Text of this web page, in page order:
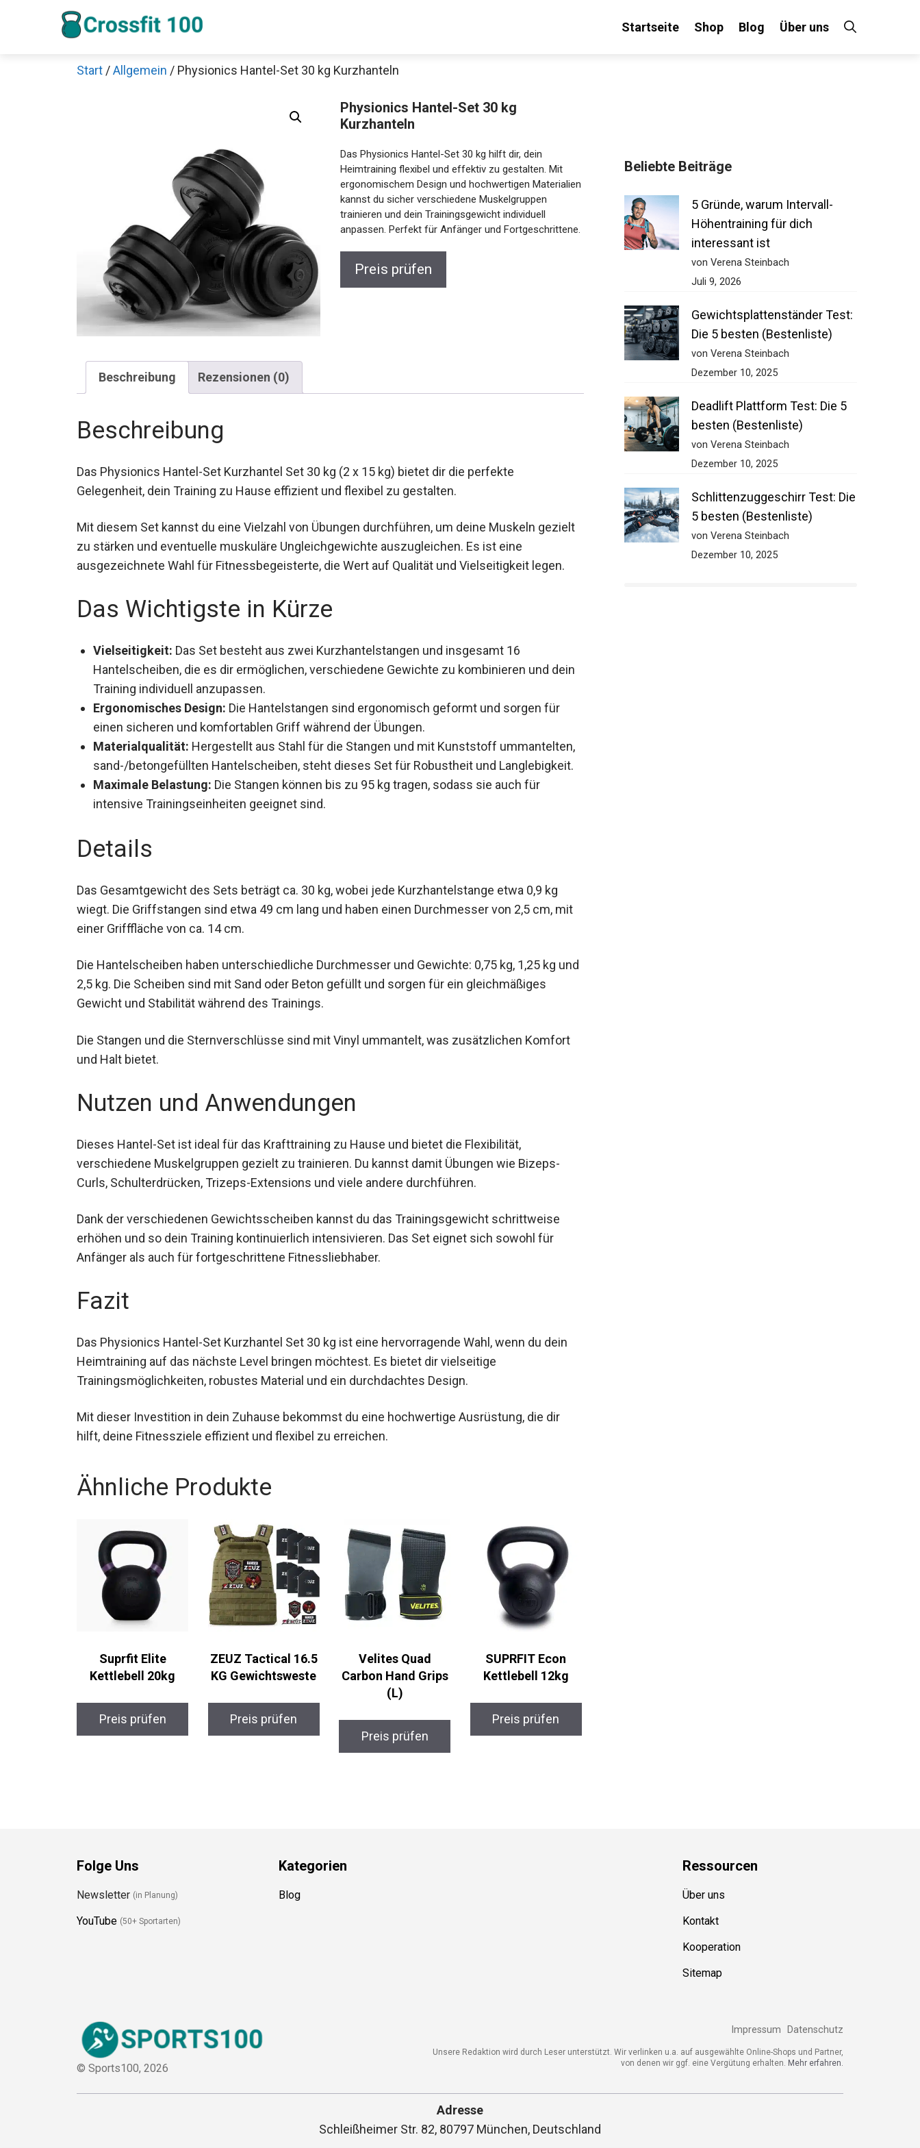
Startseite Shop Blog Über uns
Start /Allgemein / Physionics Hantel-Set 30 kg Kurzhanteln
Physionics Hantel-Set 30 kg
Kurzhanteln
Das Physionics Hantel-Set 30 kg hilft dir, dein
Heimtraining flexibel und effektiv zu gestalten. Mit
ergonomischem Design und hochwertigen
Materialien kannst du sicher verschiedene
Muskelgruppen trainieren und dein Trainingsgewicht
individuell anpassen. Perfekt für Anfänger und
Preis prüfen
Beschreibung Rezensionen (0)
Beschreibung
Das Physionics Hantel-Set Kurzhantel Set 30 kg (2 x 15 kg) bietet dir die perfekte
Gelegenheit, dein Training zu Hause effizient und flexibel zu gestalten.
Mit diesem Set kannst du eine Vielzahl von Übungen durchführen, um deine Muskeln gezielt
zu stärken und eventuelle muskuläre Ungleichgewichte auszugleichen. Es ist eine
ausgezeichnete Wahl für Fitnessbegeisterte, die Wert auf Qualität und Vielseitigkeit legen.
Das Wichtigste in Kürze
Vielseitigkeit: Das Set besteht aus zwei Kurzhantelstangen und insgesamt 16
Hantelscheiben, die es dir ermöglichen, verschiedene Gewichte zu kombinieren und dein
Training individuell anzupassen.
Ergonomisches Design: Die Hantelstangen sind ergonomisch geformt und sorgen für
einen sicheren und komfortablen Griff während der Übungen.
Materialqualität: Hergestellt aus Stahl für die Stangen und mit Kunststoff ummantelten,
sand-/betongefüllten Hantelscheiben, steht dieses Set für Robustheit und Langlebigkeit.
Maximale Belastung: Die Stangen können bis zu 95 kg tragen, sodass sie auch für
intensive Trainingseinheiten geeignet sind.
Details
Das Gesamtgewicht des Sets beträgt ca. 30 kg, wobei jede Kurzhantelstange etwa 0,9 kg
wiegt. Die Griffstangen sind etwa 49 cm lang und haben einen Durchmesser von 2,5 cm, mit
einer Grifffläche von ca. 14 cm.
Die Hantelscheiben haben unterschiedliche Durchmesser und Gewichte: 0,75 kg, 1,25 kg
und 2,5 kg. Die Scheiben sind mit Sand oder Beton gefüllt und sorgen für ein gleichmäßiges
Gewicht und Stabilität während des Trainings.
Die Stangen und die Sternverschlüsse sind mit Vinyl ummantelt, was zusätzlichen Komfort
und Halt bietet.
Nutzen und Anwendungen
Dieses Hantel-Set ist ideal für das Krafttraining zu Hause und bietet die Flexibilität,
verschiedene Muskelgruppen gezielt zu trainieren. Du kannst damit Übungen wie Bizeps-
Curls, Schulterdrücken, Trizeps-Extensions und viele andere durchführen.
Dank der verschiedenen Gewichtsscheiben kannst du das Trainingsgewicht schrittweise
erhöhen und so dein Training kontinuierlich intensivieren. Das Set eignet sich sowohl für
Anfänger als auch für fortgeschrittene Fitnessliebhaber.
Fazit
Das Physionics Hantel-Set Kurzhantel Set 30 kg ist eine hervorragende Wahl, wenn du dein
Heimtraining auf das nächste Level bringen möchtest. Es bietet dir vielseitige
Trainingsmöglichkeiten, robustes Material und ein durchdachtes Design.
Mit dieser Investition in dein Zuhause bekommst du eine hochwertige Ausrüstung, die dir
hilft, deine Fitnessziele effizient und flexibel zu erreichen.
Ähnliche Produkte
Suprfit Elite
Kettlebell 20kg
Preis prüfen
ZEUZ Tactical 16.5
KG Gewichtsweste
Preis prüfen
Velites Quad
Carbon Hand Grips
(L)
Preis prüfen
SUPRFIT Econ
Kettlebell 12kg
Preis prüfen
Beliebte Beiträge
5 Gründe, warum Intervall-
Höhentraining für dich
interessant ist
von Verena Steinbach
Juli 9, 2026
Gewichtsplattenständer Test:
Die 5 besten (Bestenliste)
von Verena Steinbach
Dezember 10, 2025
Deadlift Plattform Test: Die 5
besten (Bestenliste)
von Verena Steinbach
Dezember 10, 2025
Schlittenzuggeschirr Test:
Die 5 besten (Bestenliste)
von Verena Steinbach
Dezember 10, 2025
Folge Uns
Newsletter(in Planung)
YouTube (50+ Sportarten)
Kategorien
Blog
Ressourcen
Über uns
Kontakt
Kooperation
Sitemap
© Sports100, 2026
Impressum Datenschutz
Unsere Redaktion wird durch Leser unterstützt. Wir verlinken u.a. auf ausgewählte Online-Shops und Partner,
von denen wir ggf. eine Vergütung erhalten. Mehr erfahren.
Adresse
Schleißheimer Str. 82, 80797 München, Deutschland
Jetzt anschauen